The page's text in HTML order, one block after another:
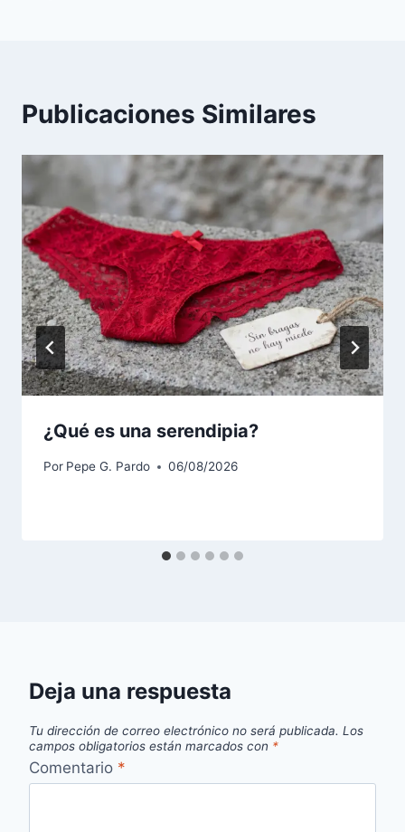
Publicaciones Similares
¿Qué es una serendipia?
Por Pepe G. Pardo 06/08/2026
Deja una respuesta
Tu dirección de correo electrónico no será publicada. Los
campos obligatorios están marcados con *
Comentario *